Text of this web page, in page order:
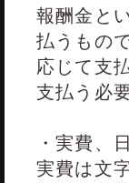
報酬金と
払うもの
応じて支
支払う必
・実費、
実費は文